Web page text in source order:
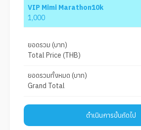
VIP Mimi Marathon10k
1,000
ยอดรวม (บาท)
Total Price (THB)
ยอดรวมทั้งหมด (บาท)
Grand Total
ดำเนินการขั้นถัดไป